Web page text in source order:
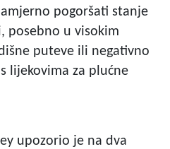
pogoršati stanje
posebno u visokim
puteve ili negativno
lijekovima za plućne
upozorio je na dva